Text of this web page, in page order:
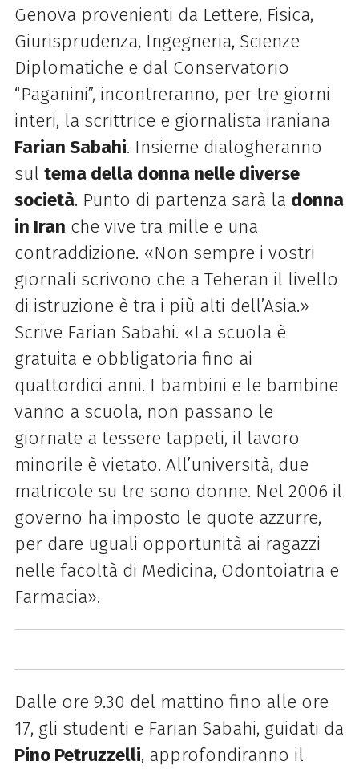
Genova provenienti da Lettere, Fisica,
Giurisprudenza, Ingegneria, Scienze
Diplomatiche e dal Conservatorio
“Paganini”, incontreranno, per tre giorni
interi, la scrittrice e giornalista iraniana
Farian Sabahi. Insieme dialogheranno
sul tema della donna nelle diverse
società. Punto di partenza sarà la donna
in Iran che vive tra mille e una
contraddizione. «Non sempre i vostri
giornali scrivono che a Teheran il livello
di istruzione è tra i più alti dell’Asia.»
Scrive Farian Sabahi. «La scuola è
gratuita e obbligatoria fino ai
quattordici anni. I bambini e le bambine
vanno a scuola, non passano le
giornate a tessere tappeti, il lavoro
minorile è vietato. All’università, due
matricole su tre sono donne. Nel 2006 il
governo ha imposto le quote azzurre,
per dare uguali opportunità ai ragazzi
nelle facoltà di Medicina, Odontoiatria e
Farmacia».
Dalle ore 9.30 del mattino fino alle ore
17, gli studenti e Farian Sabahi, guidati da
Pino Petruzzelli, approfondiranno il